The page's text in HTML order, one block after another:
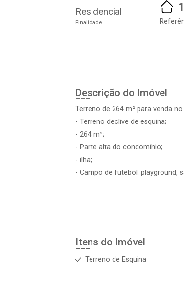
Residencial
Finalidade
Descrição do Imóvel
Terreno de 264 m² para venda
- Terreno declive de esquina;
- 264 m²;
- Parte alta do condomínio;
- ilha;
- Campo de futebol, playground,
Itens do Imóvel
Terreno de Esquina